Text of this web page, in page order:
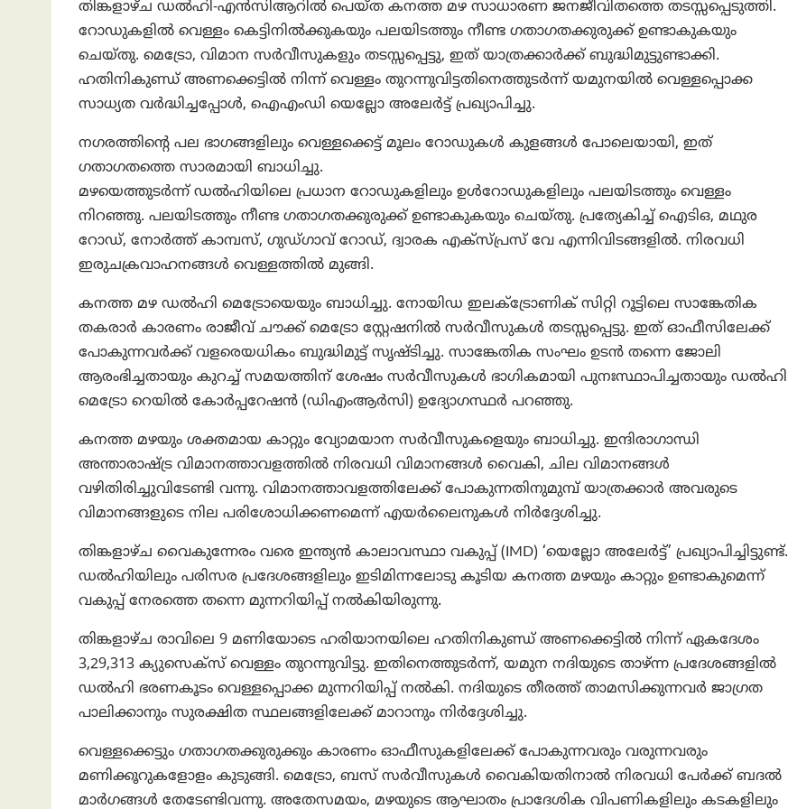
തിങ്കളാഴ്ച ഡൽഹി-എൻസിആറിൽ പെയ്ത കനത്ത മഴ സാധാരണ ജനജീവിതത്തെ തടസ്സപ്പെടുത്തി.
റോഡുകളിൽ വെള്ളം കെട്ടിനിൽക്കുകയും പലയിടത്തും നീണ്ട ഗതാഗതക്കുരുക്ക് ഉണ്ടാകുകയും
ചെയ്തു. മെട്രോ, വിമാന സർവീസുകളും തടസ്സപ്പെട്ടു, ഇത് യാത്രക്കാർക്ക് ബുദ്ധിമുട്ടുണ്ടാക്കി.
ഹതിനികുണ്ഡ് അണക്കെട്ടിൽ നിന്ന് വെള്ളം തുറന്നുവിട്ടതിനെത്തുടർന്ന് യമുനയിൽ വെള്ളപ്പൊക്ക
സാധ്യത വർദ്ധിച്ചപ്പോൾ, ഐഎംഡി യെല്ലോ അലേർട്ട് പ്രഖ്യാപിച്ചു.
നഗരത്തിന്റെ പല ഭാഗങ്ങളിലും വെള്ളക്കെട്ട് മൂലം റോഡുകൾ കുളങ്ങൾ പോലെയായി, ഇത്
ഗതാഗതത്തെ സാരമായി ബാധിച്ചു.
മഴയെത്തുടർന്ന് ഡൽഹിയിലെ പ്രധാന റോഡുകളിലും ഉൾറോഡുകളിലും പലയിടത്തും വെള്ളം
നിറഞ്ഞു. പലയിടത്തും നീണ്ട ഗതാഗതക്കുരുക്ക് ഉണ്ടാകുകയും ചെയ്തു. പ്രത്യേകിച്ച് ഐടിഒ, മഥുര
റോഡ്, നോർത്ത് കാമ്പസ്, ഗുഡ്ഗാവ് റോഡ്, ദ്വാരക എക്സ്പ്രസ് വേ എന്നിവിടങ്ങളിൽ. നിരവധി
ഇരുചക്രവാഹനങ്ങൾ വെള്ളത്തിൽ മുങ്ങി.
കനത്ത മഴ ഡൽഹി മെട്രോയെയും ബാധിച്ചു. നോയിഡ ഇലക്ട്രോണിക് സിറ്റി റൂട്ടിലെ സാങ്കേതിക
തകരാർ കാരണം രാജീവ് ചൗക്ക് മെട്രോ സ്റ്റേഷനിൽ സർവീസുകൾ തടസ്സപ്പെട്ടു. ഇത് ഓഫീസിലേക്ക്
പോകുന്നവർക്ക് വളരെയധികം ബുദ്ധിമുട്ട് സൃഷ്ടിച്ചു. സാങ്കേതിക സംഘം ഉടൻ തന്നെ ജോലി
ആരംഭിച്ചതായും കുറച്ച് സമയത്തിന് ശേഷം സർവീസുകൾ ഭാഗികമായി പുനഃസ്ഥാപിച്ചതായും ഡൽഹി
മെട്രോ റെയിൽ കോർപ്പറേഷൻ (ഡിഎംആർസി) ഉദ്യോഗസ്ഥർ പറഞ്ഞു.
കനത്ത മഴയും ശക്തമായ കാറ്റും വ്യോമയാന സർവീസുകളെയും ബാധിച്ചു. ഇന്ദിരാഗാന്ധി
അന്താരാഷ്ട്ര വിമാനത്താവളത്തിൽ നിരവധി വിമാനങ്ങൾ വൈകി, ചില വിമാനങ്ങൾ
വഴിതിരിച്ചുവിടേണ്ടി വന്നു. വിമാനത്താവളത്തിലേക്ക് പോകുന്നതിനുമുമ്പ് യാത്രക്കാർ അവരുടെ
വിമാനങ്ങളുടെ നില പരിശോധിക്കണമെന്ന് എയർലൈനുകൾ നിർദ്ദേശിച്ചു.
തിങ്കളാഴ്ച വൈകുന്നേരം വരെ ഇന്ത്യൻ കാലാവസ്ഥാ വകുപ്പ് (IMD) ‘യെല്ലോ അലേർട്ട്’ പ്രഖ്യാപിച്ചിട്ടുണ്ട്.
ഡൽഹിയിലും പരിസര പ്രദേശങ്ങളിലും ഇടിമിന്നലോടു കൂടിയ കനത്ത മഴയും കാറ്റും ഉണ്ടാകുമെന്ന്
വകുപ്പ് നേരത്തെ തന്നെ മുന്നറിയിപ്പ് നൽകിയിരുന്നു.
തിങ്കളാഴ്ച രാവിലെ 9 മണിയോടെ ഹരിയാനയിലെ ഹതിനികുണ്ഡ് അണക്കെട്ടിൽ നിന്ന് ഏകദേശം
3,29,313 ക്യുസെക്‌സ് വെള്ളം തുറന്നുവിട്ടു. ഇതിനെത്തുടർന്ന്, യമുന നദിയുടെ താഴ്ന്ന പ്രദേശങ്ങളിൽ
ഡൽഹി ഭരണകൂടം വെള്ളപ്പൊക്ക മുന്നറിയിപ്പ് നൽകി. നദിയുടെ തീരത്ത് താമസിക്കുന്നവർ ജാഗ്രത
പാലിക്കാനും സുരക്ഷിത സ്ഥലങ്ങളിലേക്ക് മാറാനും നിർദ്ദേശിച്ചു.
വെള്ളക്കെട്ടും ഗതാഗതക്കുരുക്കും കാരണം ഓഫീസുകളിലേക്ക് പോകുന്നവരും വരുന്നവരും
മണിക്കൂറുകളോളം കുടുങ്ങി. മെട്രോ, ബസ് സർവീസുകൾ വൈകിയതിനാൽ നിരവധി പേർക്ക് ബദൽ
മാർഗങ്ങൾ തേടേണ്ടിവന്നു. അതേസമയം, മഴയുടെ ആഘാതം പ്രാദേശിക വിപണികളിലും കടകളിലും